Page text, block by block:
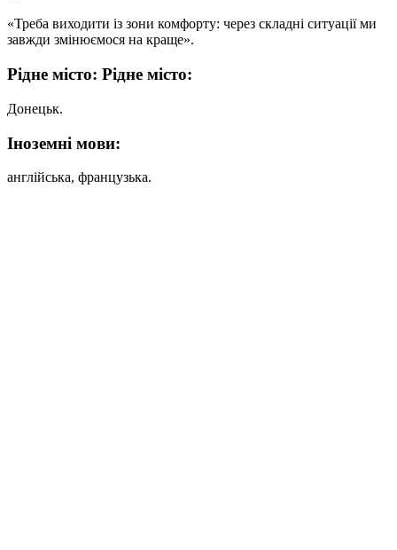
«Треба виходити із зони комфорту: через складні ситуації ми
завжди змінюємося на краще».
Рідне місто: Рідне місто:
Донецьк.
Iноземні мови:
англійська, французька.